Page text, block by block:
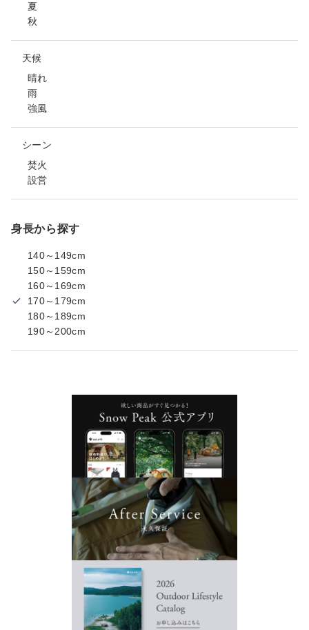
夏
秋
天候
晴れ
雨
強風
シーン
焚火
設営
身長から探す
140～149cm
150～159cm
160～169cm
170～179cm
180～189cm
190～200cm